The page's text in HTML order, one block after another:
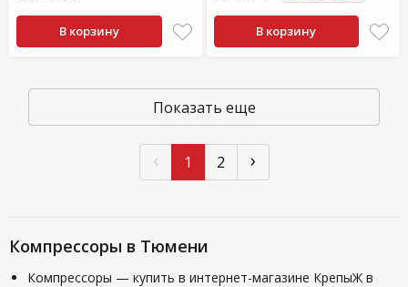
В корзину В корзину
Показать еще
‹ 1 2 ›
Компрессоры в Тюмени
Компрессоры — купить в интернет-магазине КрепыЖ в